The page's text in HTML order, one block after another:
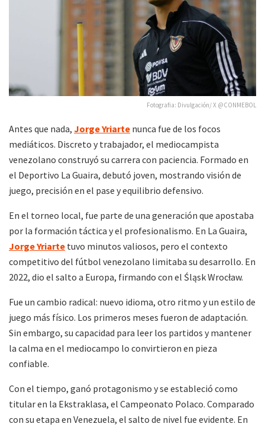
Fotografia: Divulgación/ X @CONMEBOL
Antes que nada, Jorge Yriarte nunca fue de los focos
mediáticos. Discreto y trabajador, el mediocampista
venezolano construyó su carrera con paciencia. Formado en
el Deportivo La Guaira, debutó joven, mostrando visión de
juego, precisión en el pase y equilibrio defensivo.
En el torneo local, fue parte de una generación que apostaba
por la formación táctica y el profesionalismo. En La Guaira,
Jorge Yriarte tuvo minutos valiosos, pero el contexto
competitivo del fútbol venezolano limitaba su desarrollo. En
2022, dio el salto a Europa, firmando con el Śląsk Wrocław.
Fue un cambio radical: nuevo idioma, otro ritmo y un estilo de
juego más físico. Los primeros meses fueron de adaptación.
Sin embargo, su capacidad para leer los partidos y mantener
la calma en el mediocampo lo convirtieron en pieza
confiable.
Con el tiempo, ganó protagonismo y se estableció como
titular en la Ekstraklasa, el Campeonato Polaco. Comparado
con su etapa en Venezuela, el salto de nivel fue evidente. En